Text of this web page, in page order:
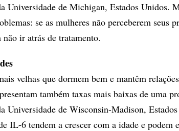
Universidade de Michigan, Estados Unidos.
se as mulheres não perceberem seus
não ir atrás de tratamento.
velhas que dormem bem e mantêm
também taxas mais baixas de uma
Universidade de Wisconsin-Madison,
IL-6 tendem a crescer com a idade e podem